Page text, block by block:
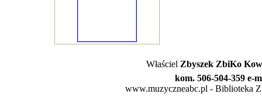
Właściel Zbyszek ZbiKo
kom. 506-504-359 e-
www.muzyczneabc.pl - Biblioteka